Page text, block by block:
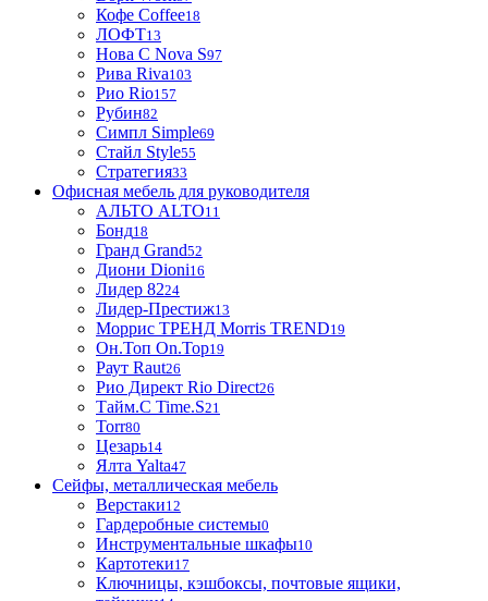
Кофе Coffee18
ЛОФТ13
Нова С Nova S97
Рива Riva103
Рио Rio157
Рубин82
Симпл Simple69
Стайл Style55
Стратегия33
Офисная мебель для руководителя
АЛЬТО ALTO11
Бонд18
Гранд Grand52
Диони Dioni16
Лидер 8224
Лидер-Престиж13
Моррис ТРЕНД Morris TREND19
Он.Топ On.Top19
Раут Raut26
Рио Директ Rio Direct26
Тайм.С Time.S21
Torr80
Цезарь14
Ялта Yalta47
Сейфы, металлическая мебель
Верстаки12
Гардеробные системы0
Инструментальные шкафы10
Картотеки17
Ключницы, кэшбоксы, почтовые ящики,